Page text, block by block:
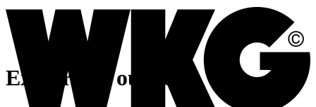
Explore all our jobs